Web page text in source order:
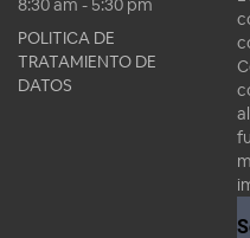
8:30 am - 5:30 pm
POLITICA DE
TRATAMIENTO DE
DATOS